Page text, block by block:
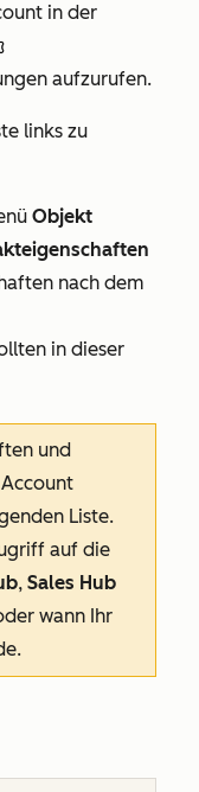
in der
aufzurufen.
links zu
Objekt
nach dem
in dieser
und
Liste.
auf die
, Sales Hub
wann Ihr